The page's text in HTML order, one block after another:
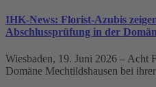
IHK-News: Florist-Azubis
Abschlussprüfung in der
Wiesbaden, 19. Juni 2026 – Acht
Domäne Mechtildshausen bei